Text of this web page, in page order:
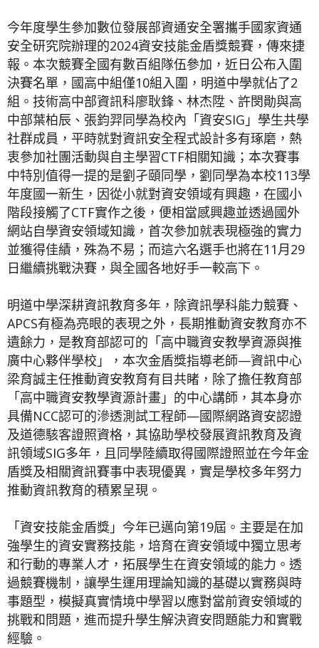
今年度學生參加數位發展部資通安全署攜手國家資通
安全研究院辦理的2024資安技能金盾獎競賽，傳來捷
報。本次競賽全國有數百組隊伍參加，近日公布入圍
決賽名單，國高中組僅10組入圍，明道中學就佔了2
組。技術高中部資訊科廖耿鋒、林杰陞、許閔勛與高
中部葉柏辰、張鈞羿同學為校內「資安SIG」學生共學
社群成員，平時就對資訊安全程式設計多有琢磨，熱
衷參加社團活動與自主學習CTF相關知識；本次賽事
中特別值得一提的是劉孑頤同學，劉同學為本校113學
年度國一新生，因從小就對資安領域有興趣，在國小
階段接觸了CTF實作之後，便相當感興趣並透過國外
網站自學資安領域知識，首次參加就表現極強的實力
並獲得佳績，殊為不易；而這六名選手也將在11月29
日繼續挑戰決賽，與全國各地好手一較高下。
明道中學深耕資訊教育多年，除資訊學科能力競賽、
APCS有極為亮眼的表現之外，長期推動資安教育亦不
遺餘力，是教育部認可的「高中職資安教學資源與推
廣中心夥伴學校」，本次金盾獎指導老師—資訊中心
梁育誠主任推動資安教育有目共睹，除了擔任教育部
「高中職資安教學資源計畫」的中心講師，其本身亦
具備NCC認可的滲透測試工程師—國際網路資安認證
及道德駭客證照資格，其協助學校發展資訊教育及資
訊領域SIG多年，且同學陸續取得國際證照並在今年金
盾獎及相關資訊賽事中表現優異，實是學校多年努力
推動資訊教育的積累呈現。
「資安技能金盾獎」今年已邁向第19屆。主要是在加
強學生的資安實務技能，培育在資安領域中獨立思考
和行動的專業人才，拓展學生在資安領域的能力。透
過競賽機制，讓學生運用理論知識的基礎以實務與時
事題型，模擬真實情境中學習以應對當前資安領域的
挑戰和問題，進而提升學生解決資安問題能力和實戰
經驗。